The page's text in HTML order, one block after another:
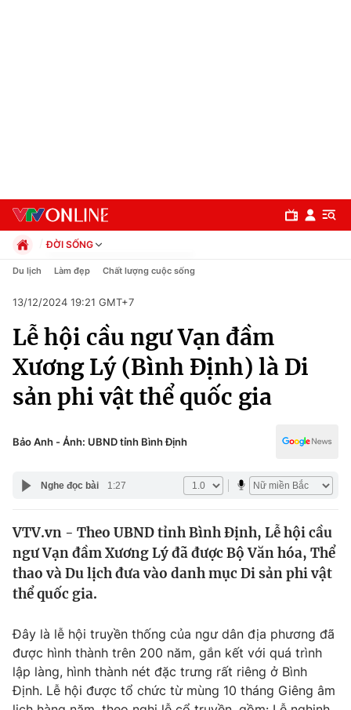
Chuyên mục
Chính trị
Xã hội
Pháp luật
Y tế
Thế giới
Tin tức
Thế giới đó đây
Câu chuyện quốc tế
Kinh tế
Thị trường
Góc doanh nghiệp
Dữ liệu và đời sống
Truyền hình
Phim VTV
ĐỜI SỐNG
Chính trị
Pháp luật
Kinh tế
Thể thao
Truyền hình
Văn hóa - Giải trí
Y tế
Công nghệ
Du lịch Làm đẹp Chất lượng cuộc sống
13/12/2024 19:21 GMT+7
Lễ hội cầu ngư Vạn đầm
Xương Lý (Bình Định) là Di
sản phi vật thể quốc gia
Bảo Anh - Ảnh: UBND tỉnh Bình Định
Nghe đọc bài 1:27
VTV.vn - Theo UBND tỉnh Bình Định, Lễ hội cầu
ngư Vạn đầm Xương Lý đã được Bộ Văn hóa, Thể
thao và Du lịch đưa vào danh mục Di sản phi vật
thể quốc gia.
Đây là lễ hội truyền thống của ngư dân địa phương đã
được hình thành trên 200 năm, gắn kết với quá trình
lập làng, hình thành nét đặc trưng rất riêng ở Bình
Định. Lễ hội được tổ chức từ mùng 10 tháng Giêng âm